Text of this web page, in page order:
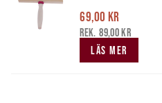
Nuvarande pris
89,00 kr
69,00 kr
89,00 kr
LÄS MER